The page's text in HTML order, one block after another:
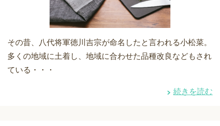
その昔、八代将軍徳川吉宗が命名したと言われる小松菜。
多くの地域に土着し、地域に合わせた品種改良などもされ
ている・・・
続きを読む